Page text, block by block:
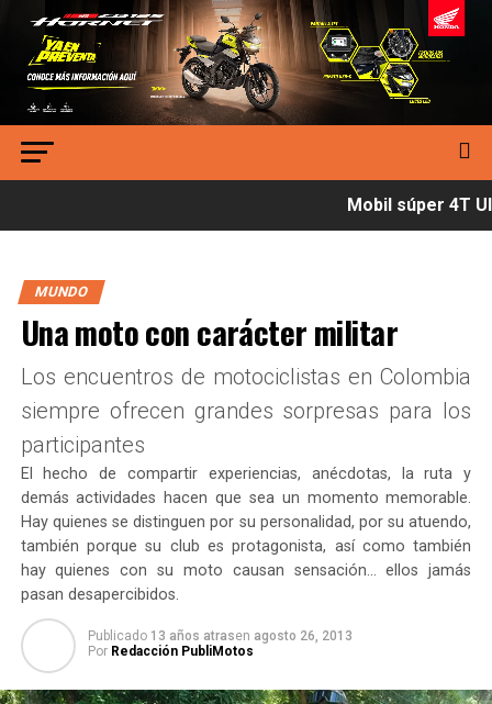
Mobil súper 4T
MUNDO
Una moto con carácter militar
Los encuentros de motociclistas en Colombia
siempre ofrecen grandes sorpresas para los
participantes
El hecho de compartir experiencias, anécdotas, la ruta y
demás actividades hacen que sea un momento memorable.
Hay quienes se distinguen por su personalidad, por su atuendo,
también porque su club es protagonista, así como también
hay quienes con su moto causan sensación… ellos jamás
pasan desapercibidos.
Publicado 13 años atrasen agosto 26, 2013
Por Redacción PubliMotos